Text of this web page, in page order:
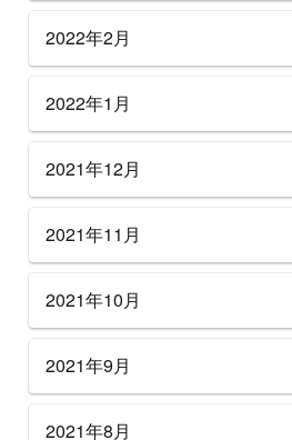
2022年2月
2022年1月
2021年12月
2021年11月
2021年10月
2021年9月
2021年8月